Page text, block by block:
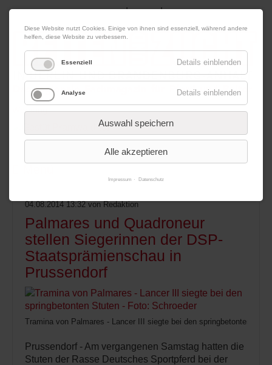
08. August 2026 Impressum|Kontakt|Datenschutz
Werbung
04.08.2014 13:32 von Redaktion
Palmares und Quadroneur
stellen Siegerinnen der DSP-
Staatsprämienschau in
Prussendorf
Tramina von Palmares - Lancer III siegte bei den springbetonten
Prussendorf - Am vergangenen Samstag hatten die
Stuten der Rasse Deutsches Sportpferd bei der
Diese Website nutzt Cookies. Einige von ihnen sind essenziell, während andere
helfen, diese Website zu verbessern.
Essenziell Details einblenden
Analyse Details einblenden
Auswahl speichern
Alle akzeptieren
Impressum Datenschutz